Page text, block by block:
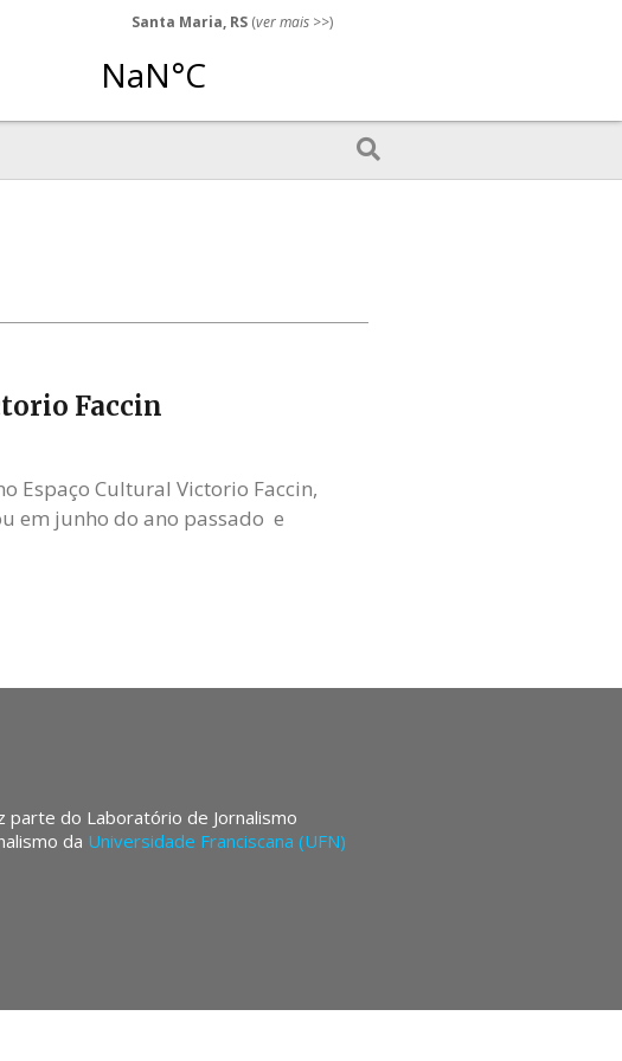
Santa Maria, RS (ver mais >>)
Faccin
Espaço Cultural Victorio Faccin,
em junho do ano passado e
parte do Laboratório de Jornalismo
da Universidade Franciscana (UFN)